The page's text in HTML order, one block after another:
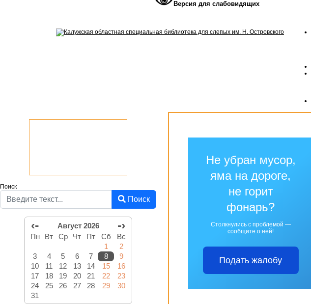
Версия для слабовидящих
Поиск
Поиск
‹- Август 2026 -›
Пн Вт Ср Чт Пт Сб
Вс
1
2
3
4 5 6 7 8
9
10
11 12 13 14 15
16
17
18 19 20 21 22
23
24
25 26 27 28 29
30
31
Не убран мусор,
яма на дороге,
не горит
фонарь?
Столкнулись с проблемой —
сообщите о ней!
Подать жалобу